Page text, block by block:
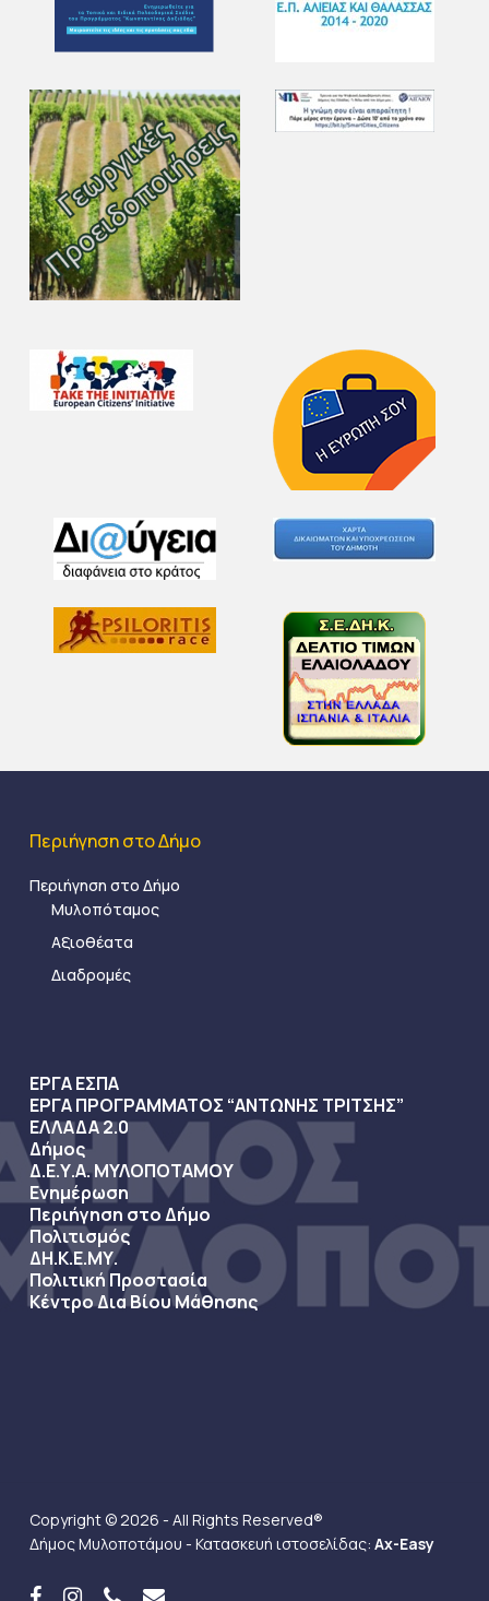
Περιήγηση στο Δήμο
Περιήγηση στο Δήμο
Μυλοπόταμος
Αξιοθέατα
Διαδρομές
ΕΡΓΑ ΕΣΠΑ
ΕΡΓΑ ΠΡΟΓΡΑΜΜΑΤΟΣ “ΑΝΤΩΝΗΣ ΤΡΙΤΣΗΣ”
ΕΛΛΑΔΑ 2.0
Δήμος
Δ.Ε.Υ.Α. ΜΥΛΟΠΟΤΑΜΟΥ
Ενημέρωση
Περιήγηση στο Δήμο
Πολιτισμός
ΔΗ.Κ.Ε.ΜΥ.
Πολιτική Προστασία
Κέντρο Δια Βίου Μάθησης
Copyright © 2026 - All Rights Reserved®
Δήμος Μυλοποτάμου - Κατασκευή ιστοσελίδας: Ax-Easy
facebookinstagramphoneemail